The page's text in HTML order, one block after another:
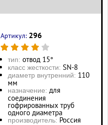
Артикул: 296
тип: отвод 15°
класс жесткости: SN-8
диаметр внутренний: 110
мм
назначение: для
соединения
гофрированных труб
одного диаметра
производитель: Россия